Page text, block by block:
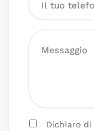
Dichiaro di